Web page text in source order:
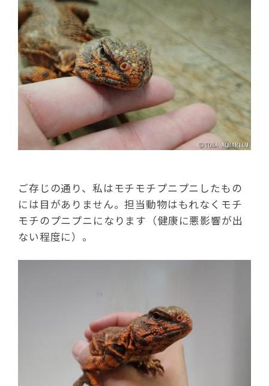
ご存じの通り、私はモチモチプニプニしたもの
には目がありません。担当動物はもれなくモチ
モチのプニプニになります（健康に悪影響が出
ない程度に）。